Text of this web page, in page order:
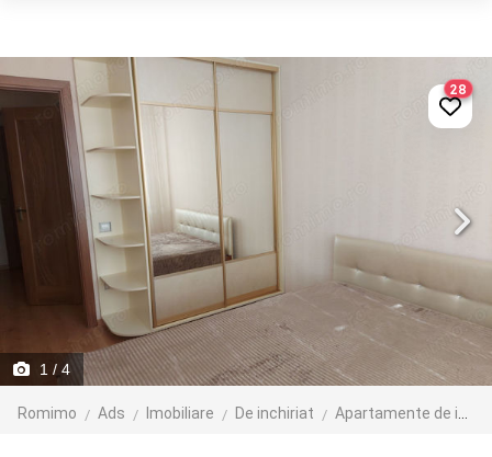
1 / 4
Romimo Ads Imobiliare De inchiriat Apartamente de inchiriat
28